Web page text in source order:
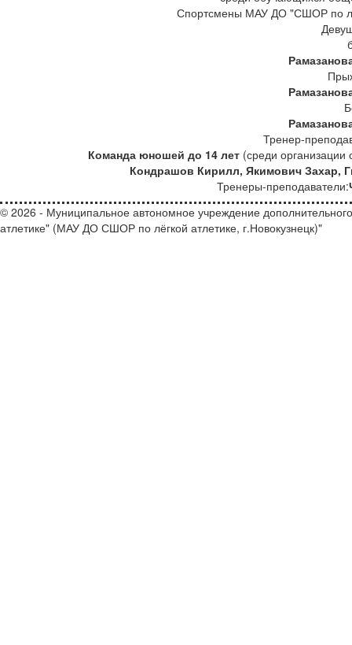
Спортсмены МАУ ДО "СШОР по
Тренер-
Команда юношей до 14 лет (среди
Кондрашов Кирилл, Якимович Захар,
Тренеры-преподаватели:
© 2026 - Муниципальное автономное учреждение
атлетике" (МАУ ДО СШОР по лёгкой атлетике, г.Новокузнецк)"